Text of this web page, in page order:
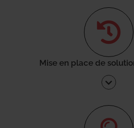
Mise en place de